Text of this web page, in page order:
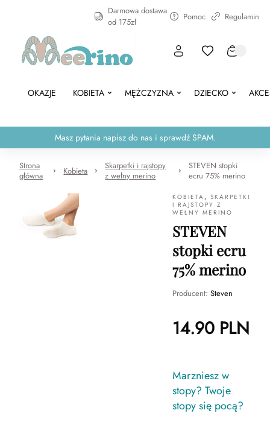
Darmowa dostawa
od 175zł
Pomoc Regulamin
OKAZJE KOBIETA MĘŻCZYZNA DZIECKO
Masz pytania napisz do nas i sprawdź SPAM.
Strona
główna
Kobieta
Skarpetki i rajstopy
z wełny merino
STEVEN stopki
ecru 75% merino
KOBIETA ,SKARPETKI
I RAJSTOPY Z
WEŁNY MERINO
STEVEN
stopki ecru
75% merino
Producent:Steven
14.90 PLN
Marzniesz w
stopy? Twoje
stopy się pocą?